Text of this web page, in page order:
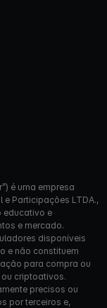
é uma empresa
e Participações LTDA.,
educativo e
e mercado.
disponíveis
e não constituem
para compra ou
criptoativos.
precisos ou
por terceiros e,